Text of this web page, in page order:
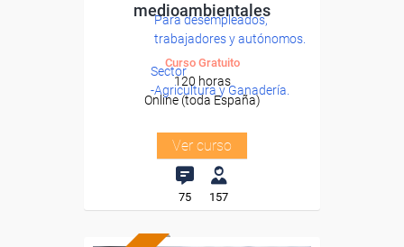
Para desempleados,
trabajadores y autónomos.
Sector
-Agricultura y Ganadería.
medioambientales
Curso Gratuito
120 horas
Online (toda España)
Ver curso
75 157